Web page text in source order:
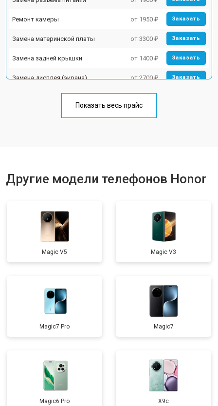
Ремонт камеры от 1950 ₽ Заказать
Замена материнской платы от 3300 ₽ Заказать
Замена задней крышки от 1400 ₽ Заказать
Замена дисплея (экрана) от 2700 ₽ Заказать
Замена кнопки включения от 1750 ₽
Показать весь прайс
Другие модели телефонов Honor
Magic V5 Magic V3
Magic7 Pro Magic7
Magic6 Pro X9c